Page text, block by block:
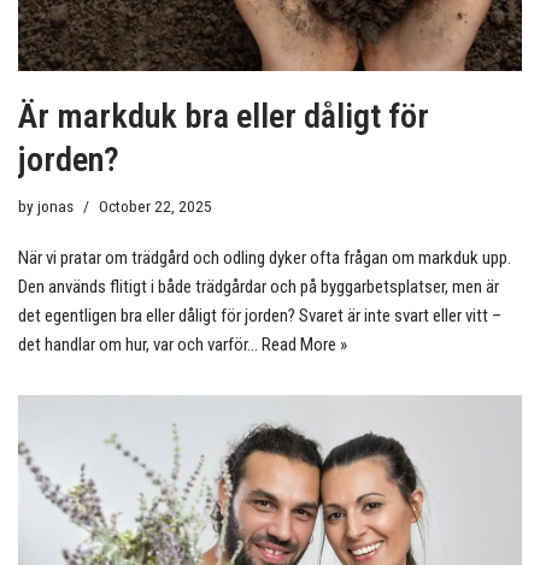
Är markduk bra eller dåligt för
jorden?
byjonas October 22, 2025
När vi pratar om trädgård och odling dyker ofta frågan om markduk upp.
Den används flitigt i både trädgårdar och på byggarbetsplatser, men är
det egentligen bra eller dåligt för jorden? Svaret är inte svart eller vitt –
det handlar om hur, var och varför… Read More »